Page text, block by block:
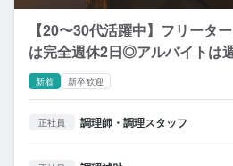
【20〜30代活躍中】フリータ
は完全週休2日◎アルバイトは
新着 新卒歓迎
正社員 調理師・調理スタッフ